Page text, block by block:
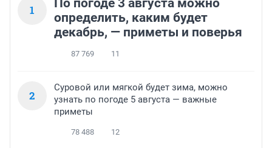
1
По погоде 3 августа можно
определить, каким будет
декабрь, — приметы и поверья
87 769 11
2
Суровой или мягкой будет зима, можно
узнать по погоде 5 августа — важные
приметы
78 488 12